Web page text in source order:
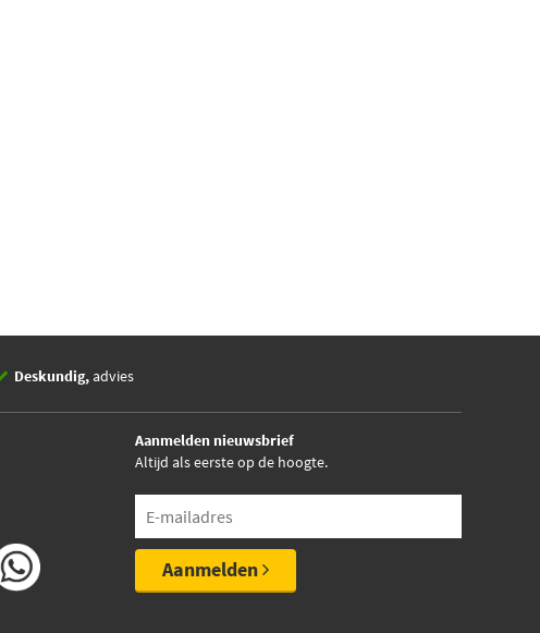
Deskundig,advies
Aanmelden nieuwsbrief
Altijd als eerste op de hoogte.
Aanmelden